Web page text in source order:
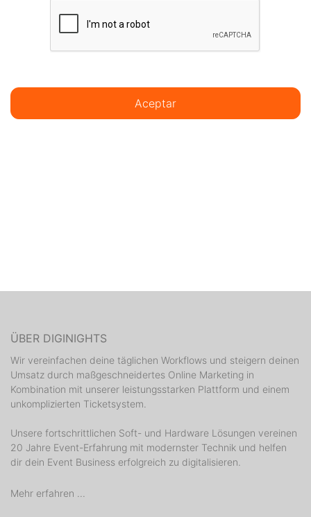
Aceptar
ÜBER DIGINIGHTS
Wir vereinfachen deine täglichen Workflows und steigern deinen
Umsatz durch maßgeschneidertes Online Marketing in
Kombination mit unserer leistungsstarken Plattform und einem
unkomplizierten Ticketsystem.
Unsere fortschrittlichen Soft- und Hardware Lösungen vereinen
20 Jahre Event-Erfahrung mit modernster Technik und helfen
dir dein Event Business erfolgreich zu digitalisieren.
Mehr erfahren ...